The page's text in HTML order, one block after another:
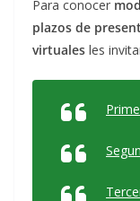
Para conocer
plazos de
virtuales les i